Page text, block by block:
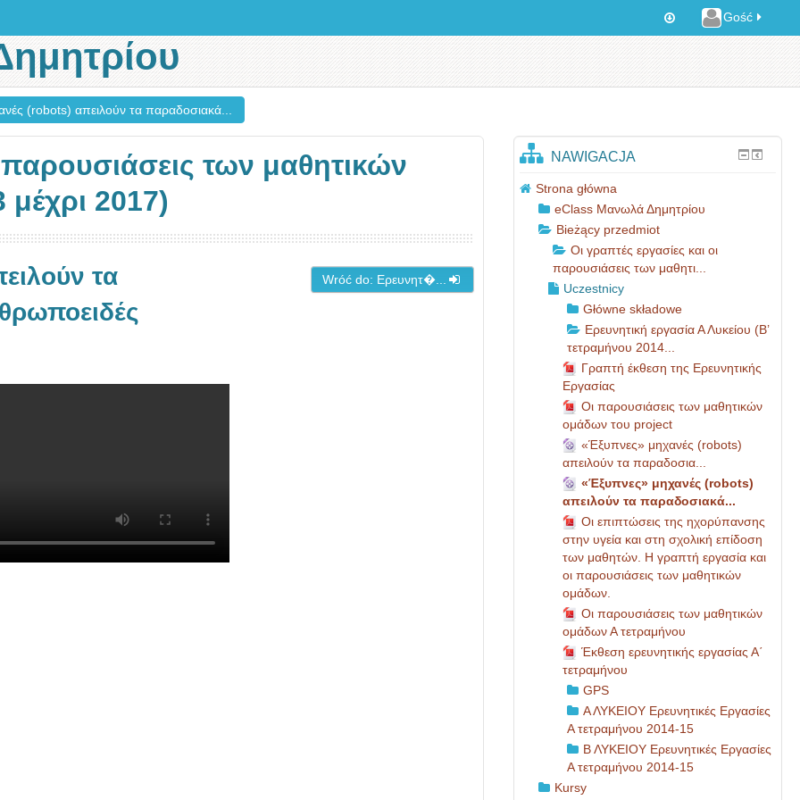
Gość
(robots) απειλούν τα παραδοσιακά...
των μαθητικών
2017)
τα
Wróć do: Ερευνητ�...
NAWIGACJA
Strona główna
eClass Μανωλά Δημητρίου
Bieżący przedmiot
Οι γραπτές εργασίες και οι
παρουσιάσεις των μαθητι...
Uczestnicy
Główne składowe
Ερευνητική εργασία Α Λυκείου (Β’
τετραμήνου 2014...
Γραπτή έκθεση της Ερευνητικής
Εργασίας
Οι παρουσιάσεις των μαθητικών
ομάδων του project
«Έξυπνες» μηχανές (robots)
απειλούν τα παραδοσια...
«Έξυπνες» μηχανές (robots)
απειλούν τα παραδοσιακά...
Οι επιπτώσεις της ηχορύπανσης
στην υγεία και στη σχολική επίδοση
των μαθητών. Η γραπτή εργασία και
οι παρουσιάσεις των μαθητικών
ομάδων.
Οι παρουσιάσεις των μαθητικών
ομάδων Α τετραμήνου
Έκθεση ερευνητικής εργασίας Α΄
τετραμήνου
GPS
Α ΛΥΚΕΙΟΥ Ερευνητικές Εργασίες
Α τετραμήνου 2014-15
Β ΛΥΚΕΙΟΥ Ερευνητικές Εργασίες
Α τετραμήνου 2014-15
Kursy